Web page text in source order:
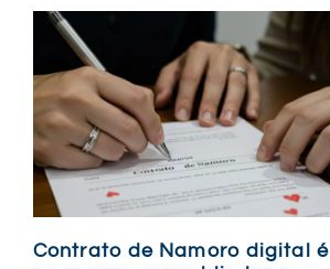
Contrato de Namoro digital é